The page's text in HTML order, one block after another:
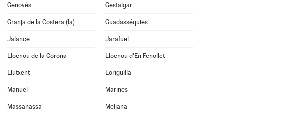
Genovés Gestalgar
Granja de la Costera (la) Guadasséquies
Jalance Jarafuel
Llocnou de la Corona Llocnou d'En Fenollet
Llutxent Loriguilla
Manuel Marines
Massanassa Meliana